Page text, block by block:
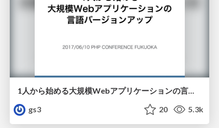
1人から始める大規模Webアプリケーションの言語バージョンアップ / version up PHP in large scale application
gs3
20 5.3k